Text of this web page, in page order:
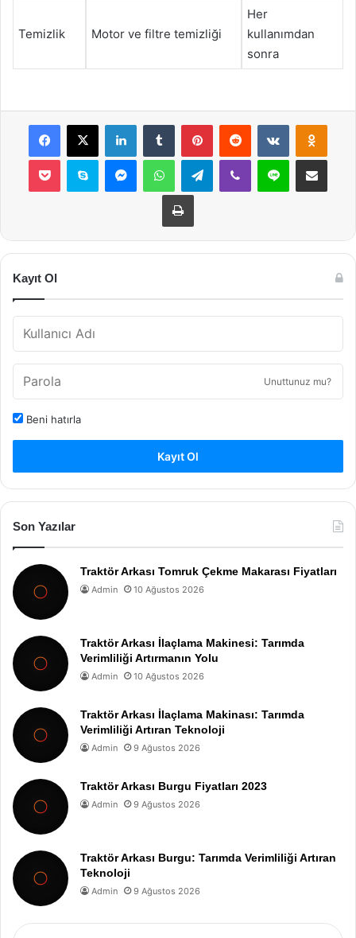
Temizlik Motor ve filtre temizliği
Her
kullanımdan
sonra
Facebook
X LinkedInTumblr PinterestReddit VKontakte
Pocket Skype MessengerWhatsAppTelegramViber Line E-Posta ile
Yazdır
Kayıt Ol
Unuttunuz mu?
Beni hatırla
Kayıt Ol
Son Yazılar
Traktör Arkası Tomruk Çekme Makarası Fiyatları
Admin 10 Ağustos 2026
Traktör Arkası İlaçlama Makinesi: Tarımda
Verimliliği Artırmanın Yolu
Admin 10 Ağustos 2026
Traktör Arkası İlaçlama Makinası: Tarımda
Verimliliği Artıran Teknoloji
Admin 9 Ağustos 2026
Traktör Arkası Burgu Fiyatları 2023
Admin 9 Ağustos 2026
Traktör Arkası Burgu: Tarımda Verimliliği Artıran
Teknoloji
Admin 9 Ağustos 2026